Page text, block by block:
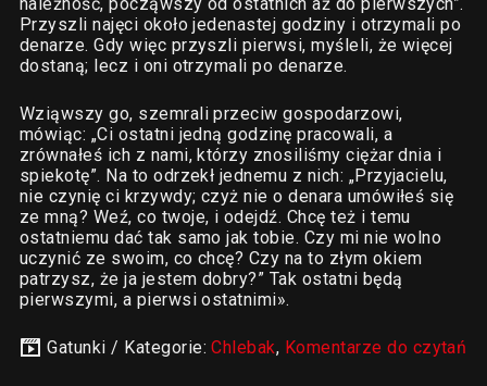
Przyszli najęci około jedenastej godziny i otrzymali po
denarze. Gdy więc przyszli pierwsi, myśleli, że więcej
dostaną; lecz i oni otrzymali po denarze.
Wziąwszy go, szemrali przeciw gospodarzowi,
mówiąc: „Ci ostatni jedną godzinę pracowali, a
zrównałeś ich z nami, którzy znosiliśmy ciężar dnia i
spiekotę”. Na to odrzekł jednemu z nich: „Przyjacielu,
nie czynię ci krzywdy; czyż nie o denara umówiłeś się
ze mną? Weź, co twoje, i odejdź. Chcę też i temu
ostatniemu dać tak samo jak tobie. Czy mi nie wolno
uczynić ze swoim, co chcę? Czy na to złym okiem
patrzysz, że ja jestem dobry?” Tak ostatni będą
pierwszymi, a pierwsi ostatnimi».
Gatunki / Kategorie:Chlebak, Komentarze do czytań